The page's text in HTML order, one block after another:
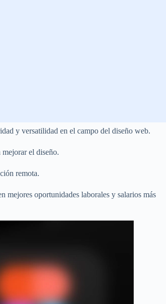
y versatilidad en el campo del diseño web.
el diseño.
remota.
mejores oportunidades laborales y salarios más